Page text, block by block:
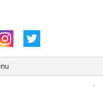
Instagram